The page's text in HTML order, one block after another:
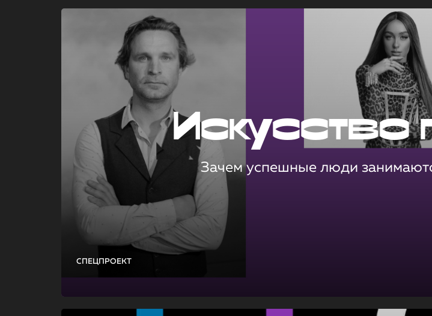
СПЕЦПРОЕКТ
Искусство
Зачем успешные люди